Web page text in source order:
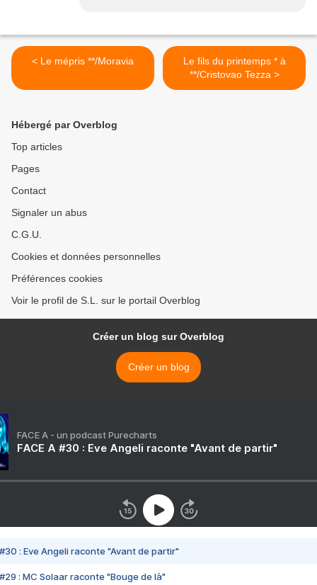
< Le mépris **/Moravia
Le fils du printemps * à
**/Cristovao Tezza >
Hébergé par Overblog
Top articles
Pages
Contact
Signaler un abus
C.G.U.
Cookies et données personnelles
Préférences cookies
Voir le profil de S.L. sur le portail Overblog
Créer un blog sur Overblog
Créer un blog
FACE A - un podcast Purecharts
FACE A #30 : Eve Angeli raconte "Avant de partir"
#30 : Eve Angeli raconte "Avant de partir"
#29 : MC Solaar raconte "Bouge de là"